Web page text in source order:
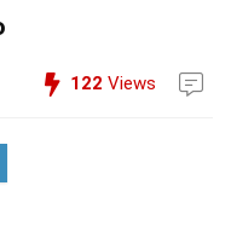
122 Views